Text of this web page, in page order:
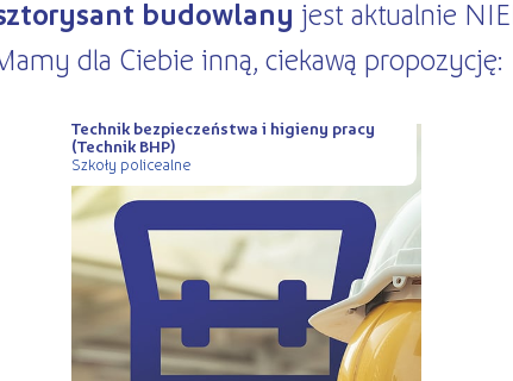
budowlany jest aktualnie
dla Ciebie inną, ciekawą propozycję:
Technik bezpieczeństwa i higieny pracy
(Technik BHP)
Szkoły policealne